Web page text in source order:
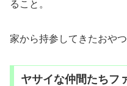
ること。
家から持参してきたおや
ヤサイな仲間たちフ